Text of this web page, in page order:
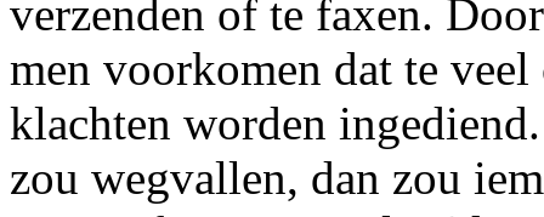
verzenden of te faxen.
men voorkomen dat te
klachten worden
zou wegvallen, dan zou